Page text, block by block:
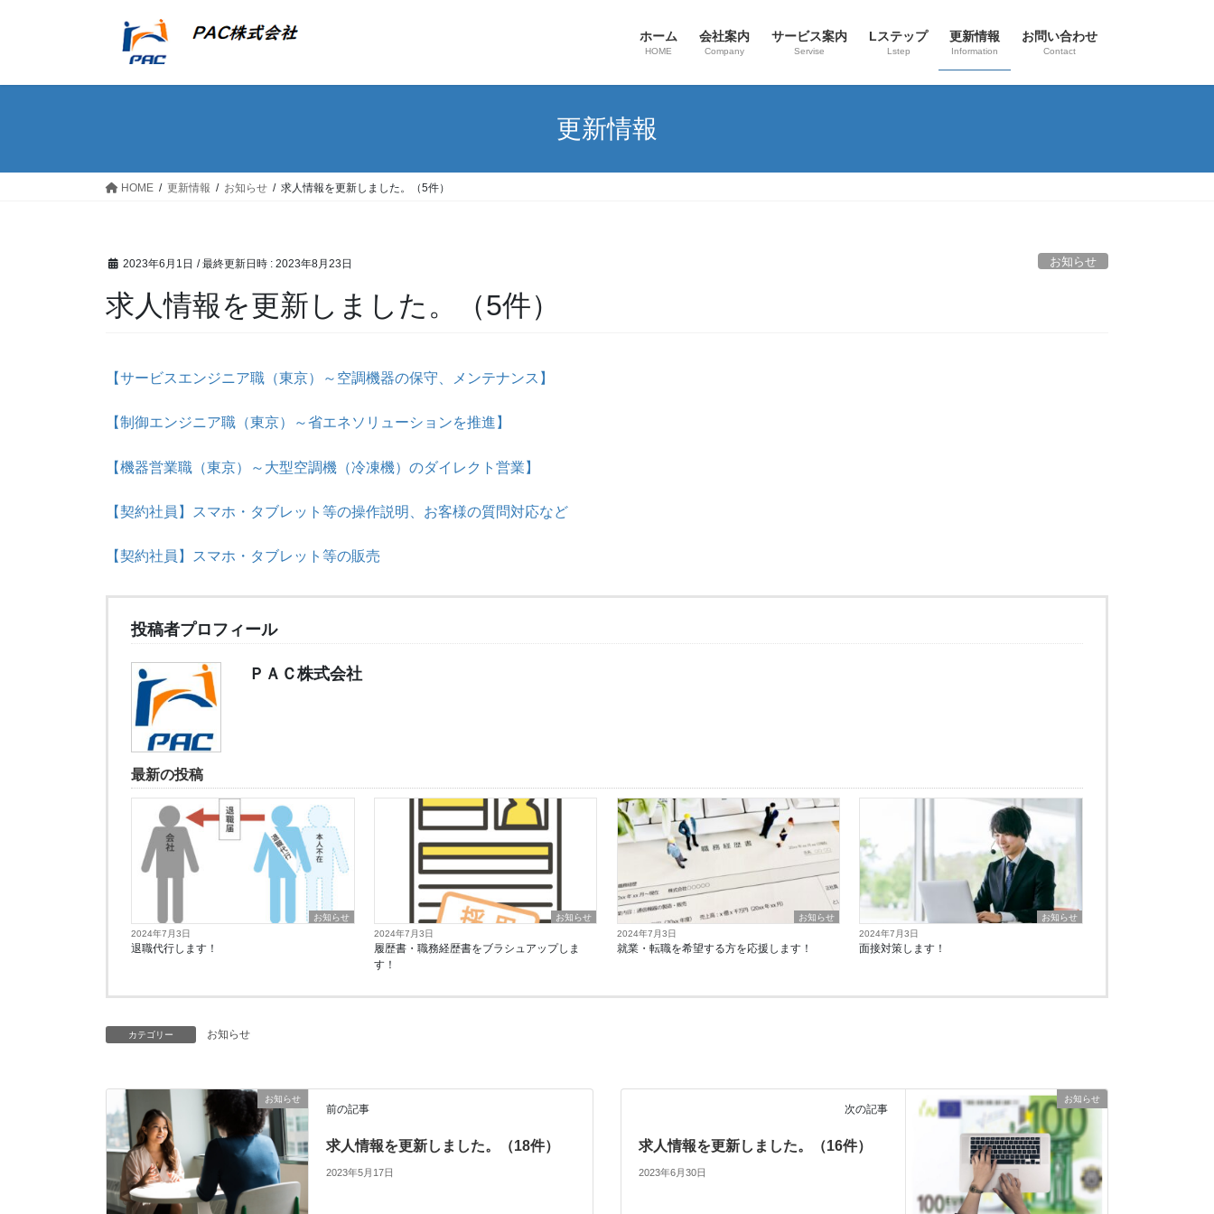
ホーム
HOME
会社案内
Company
サービス案内
Servise
Lステップ
Lstep
更新情報
Information
お問い合わせ
Contact
更新情報
HOME 更新情報 お知らせ 求人情報を更新しました。（5件）
2023年6月1日 / 最終更新日時 : 2023年8月23日 お知らせ
求人情報を更新しました。（5件）
【サービスエンジニア職（東京）～空調機器の保守、メンテナンス】
【制御エンジニア職（東京）～省エネソリューションを推進】
【機器営業職（東京）～大型空調機（冷凍機）のダイレクト営業】
【契約社員】スマホ・タブレット等の操作説明、お客様の質問対応など
【契約社員】スマホ・タブレット等の販売
投稿者プロフィール
ＰＡＣ株式会社
最新の投稿
お知らせ
2024年7月3日
退職代行します！
お知らせ
2024年7月3日
履歴書・職務経歴書をブラシュアップしま
す！
お知らせ
2024年7月3日
就業・転職を希望する方を応援します！
お知らせ
2024年7月3日
面接対策します！
カテゴリー お知らせ
お知らせ
前の記事
求人情報を更新しました。（18件）
2023年5月17日
お知らせ
次の記事
求人情報を更新しました。（16件）
2023年6月30日